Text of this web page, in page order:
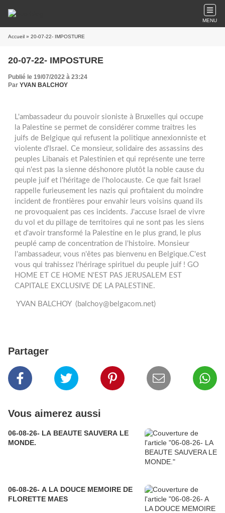
MENU
Accueil » 20-07-22- IMPOSTURE
20-07-22- IMPOSTURE
Publié le 19/07/2022 à 23:24
Par YVAN BALCHOY
L'ambassadeur du pouvoir sioniste à Bruxelles qui occupe
la Palestine se permet de considérer comme traitres les
juifs de Belgique qui refusent la politique annexionniste et
violente d'Israel. Ce monsieur, solidaire des assassins des
peuples Libanais et Palestinien et qui représente une terre
qui n'est pas la sienne déshonore plutôt la noble cause du
peuple juif et l'héritage de l'holocauste. Ce que fait Israel
rappelle furieusement les nazis qui profitaient du moindre
incident de frontières pour envahir leurs voisins quand ils
ne provoquaient pas ces incidents. J'accuse Israel de vivre
du vol et du pillage de territoires qui ne sont pas les siens
et d'avoir transformé la Palestine en le plus grand, le plus
peuplé camp de concentration de l'histoire. Monsieur
l'ambassadeur, vous n'êtes pas bienvenu en Belgique.C'est
vous qui trahissez l'hérirage spirituel du peuple juif ! GO
HOME ET CE HOME N'EST PAS JERUSALEM EST
CAPITALE EXCLUSIVE DE LA PALESTINE.
YVAN BALCHOY (balchoy@belgacom.net)
Partager
Vous aimerez aussi
06-08-26- LA BEAUTE SAUVERA LE
MONDE.
06-08-26- A LA DOUCE MEMOIRE DE
FLORETTE MAES